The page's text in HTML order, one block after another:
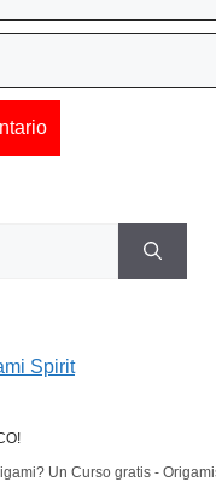
Un Curso gratis -